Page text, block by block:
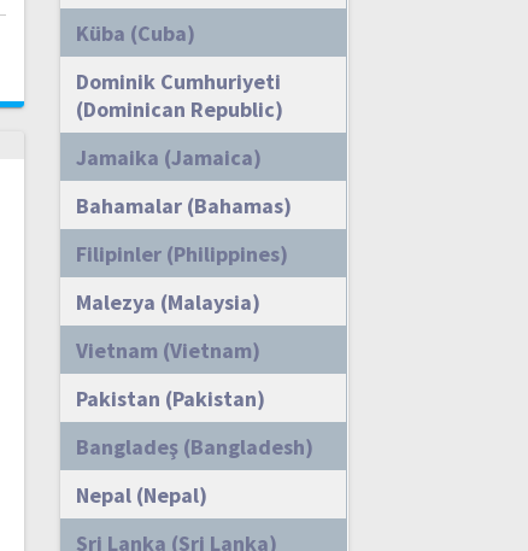
Küba (Cuba)
Dominik Cumhuriyeti
(Dominican Republic)
Jamaika (Jamaica)
Bahamalar (Bahamas)
Filipinler (Philippines)
Malezya (Malaysia)
Vietnam (Vietnam)
Pakistan (Pakistan)
Bangladeş (Bangladesh)
Nepal (Nepal)
Sri Lanka (Sri Lanka)